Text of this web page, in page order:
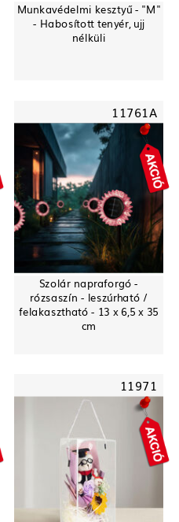
Munkavédelmi kesztyű - "M"
- Habosított tenyér, ujj
nélküli
11761A
Szolár napraforgó -
rózsaszín - leszúrható /
felakasztható - 13 x 6,5 x 35
cm
11971